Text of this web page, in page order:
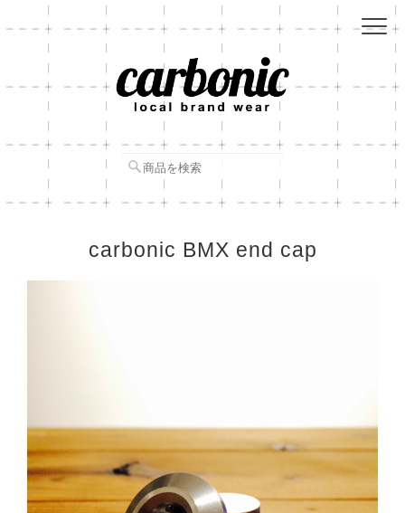
carbonic BMX end cap